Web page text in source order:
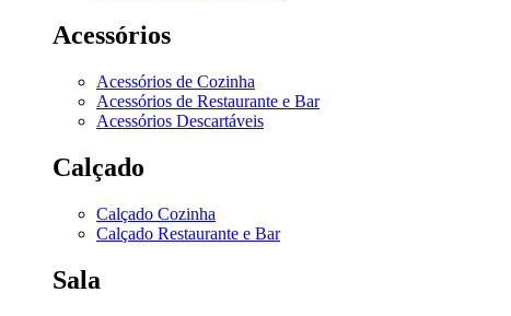
Acessórios
Acessórios de Cozinha
Acessórios de Restaurante e Bar
Acessórios Descartáveis
Calçado
Calçado Cozinha
Calçado Restaurante e Bar
Sala